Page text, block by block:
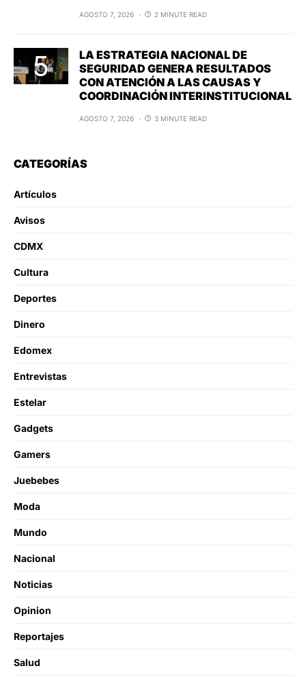
AGOSTO 7, 2026 2 MINUTE READ
LA ESTRATEGIA NACIONAL DE
SEGURIDAD GENERA RESULTADOS
CON ATENCIÓN A LAS CAUSAS Y
COORDINACIÓN INTERINSTITUCIONAL
AGOSTO 7, 2026 3 MINUTE READ
CATEGORÍAS
Artículos
Avisos
CDMX
Cultura
Deportes
Dinero
Edomex
Entrevistas
Estelar
Gadgets
Gamers
Juebebes
Moda
Mundo
Nacional
Noticias
Opinion
Reportajes
Salud